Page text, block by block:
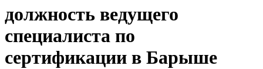
должность ведущего
специалиста по
сертификации в Барыше